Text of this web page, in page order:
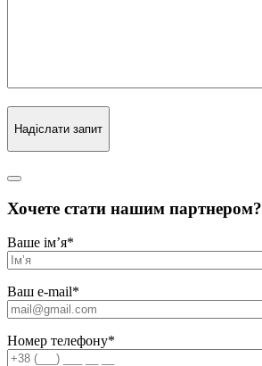
Надіслати запит
Хочете стати нашим партнером?
Ваше ім’я*
Ваш e-mail*
Номер телефону*